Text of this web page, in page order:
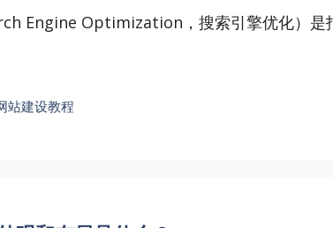
Engine Optimization，搜索引擎优化）是
站建设教程